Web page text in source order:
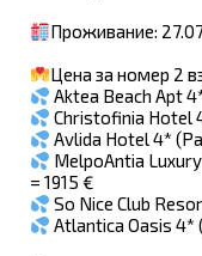
Проживание:
Цена за номер 2
Aktea Beach Apt
Christofinia Hotel
Avlida Hotel 4*
MelpoAntia
= 1915 €
So Nice Club
Atlantica Oasis